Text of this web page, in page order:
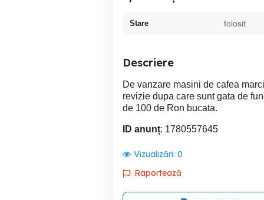
Stare folosit
Descriere
De vanzare masini de cafea
revizie dupa care sunt gata de
de 100 de Ron bucata.
ID anunț: 1780557645
Vizualizări: 0
Raportează